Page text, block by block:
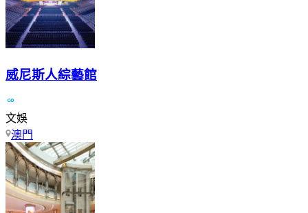
威尼斯人綜藝館
文娛
澳門